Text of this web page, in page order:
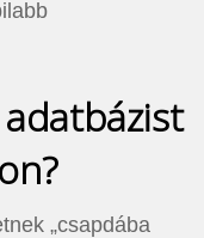
„csapdába